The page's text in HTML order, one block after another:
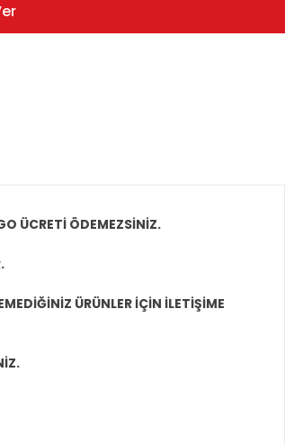
ÜCRETİ ÖDEMEZSİNİZ.
ÜRÜNLER İÇİN İLETİŞİME